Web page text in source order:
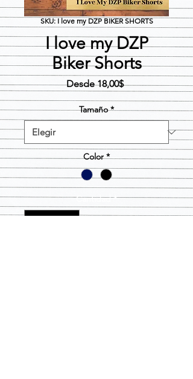
SKU: I love my DZP BIKER SHORTS
I love my DZP
Biker Shorts
Desde18,00$Precio
de
Tamaño *
Color *
Cantidad *